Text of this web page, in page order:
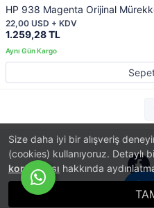
Size daha iyi bir alışveriş
(cookies) kullanıyoruz. Detaylı
korunması hakkında
HP 938 Magenta Orijinal
1.259,28 TL
22,00 USD + KDV
E-Ticaret